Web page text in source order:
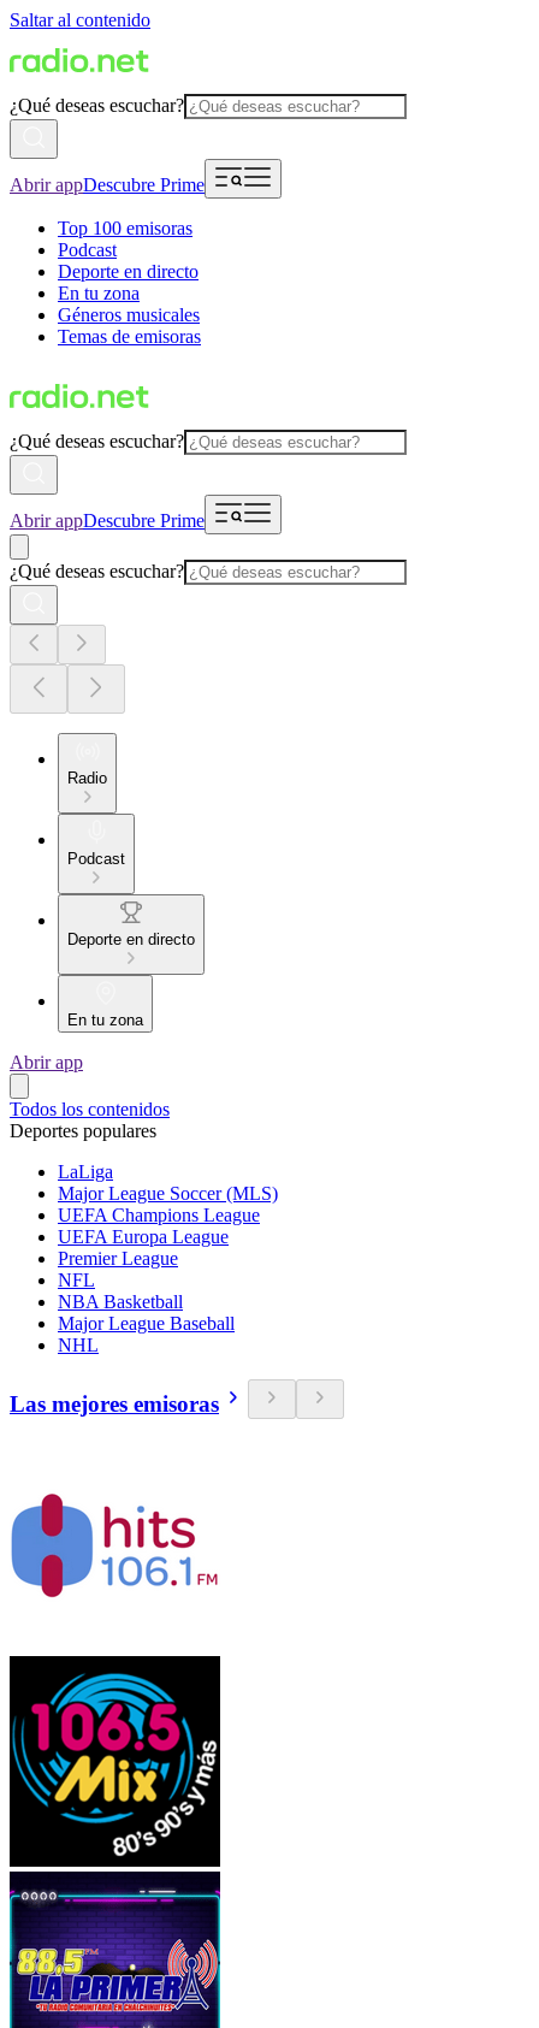
Saltar al contenido
¿Qué deseas escuchar?
Abrir appDescubre Prime
Top 100 emisoras
Podcast
Deporte en directo
En tu zona
Géneros musicales
Temas de emisoras
¿Qué deseas escuchar?
Abrir appDescubre Prime
¿Qué deseas escuchar?
Radio
Podcast
Deporte en directo
En tu zona
Abrir app
Todos los contenidos
Deportes populares
LaLiga
Major League Soccer (MLS)
UEFA Champions League
UEFA Europa League
Premier League
NFL
NBA Basketball
Major League Baseball
NHL
Las mejores emisoras